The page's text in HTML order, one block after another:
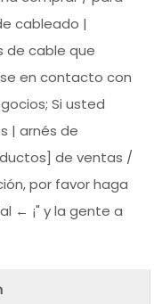
cableado |
de cable que
en contacto con
Si usted
| arnés de
de ventas /
por favor haga
← ¡" y la gente a